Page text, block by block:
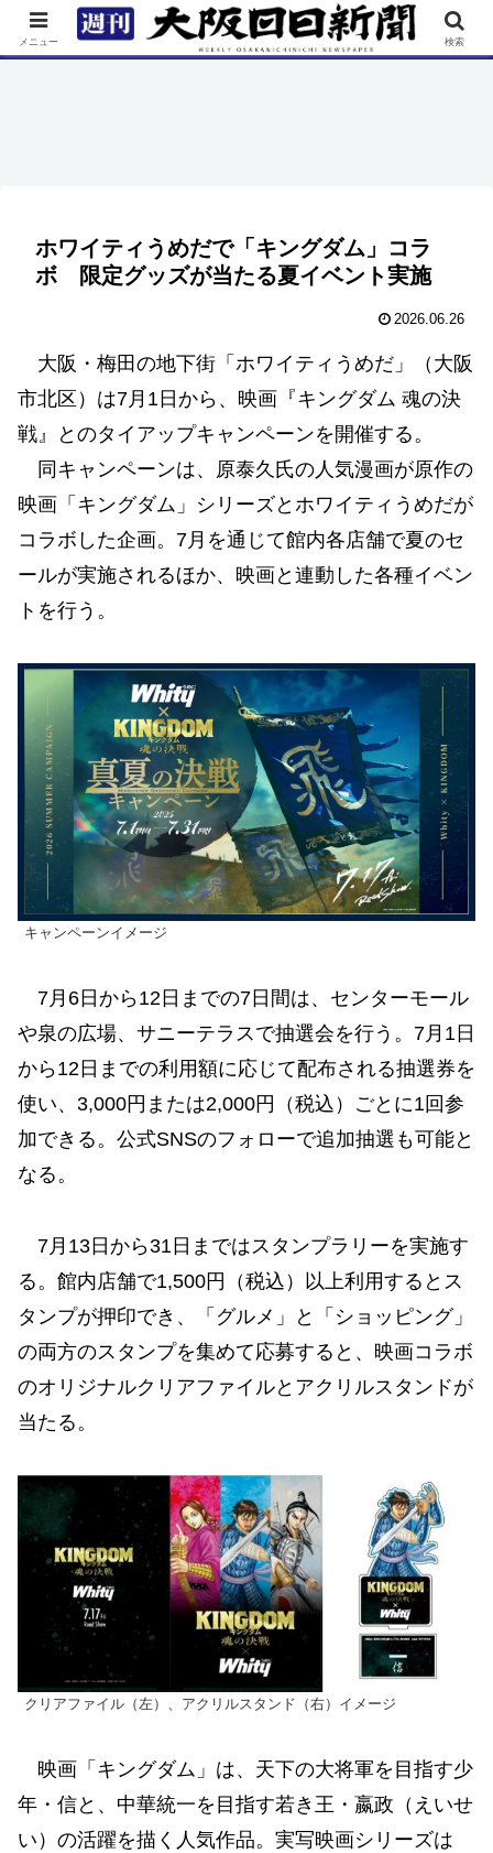
TOP 特集 ニュース 連載 街ネタ イベント
ホワイティうめだで「キングダム」コラ
ボ 限定グッズが当たる夏イベント実施
2026.06.26
大阪・梅田の地下街「ホワイティうめだ」（大阪
市北区）は7月1日から、映画『キングダム 魂の決
戦』とのタイアップキャンペーンを開催する。
同キャンペーンは、原泰久氏の人気漫画が原作の
映画「キングダム」シリーズとホワイティうめだが
コラボした企画。7月を通じて館内各店舗で夏のセ
ールが実施されるほか、映画と連動した各種イベン
トを行う。
キャンペーンイメージ
7月6日から12日までの7日間は、センターモール
や泉の広場、サニーテラスで抽選会を行う。7月1日
から12日までの利用額に応じて配布される抽選券を
使い、3,000円または2,000円（税込）ごとに1回参
加できる。公式SNSのフォローで追加抽選も可能と
なる。
7月13日から31日まではスタンプラリーを実施す
る。館内店舗で1,500円（税込）以上利用するとス
タンプが押印でき、「グルメ」と「ショッピング」
の両方のスタンプを集めて応募すると、映画コラボ
のオリジナルクリアファイルとアクリルスタンドが
当たる。
クリアファイル（左）、アクリルスタンド（右）イメージ
映画「キングダム」は、天下の大将軍を目指す少
年・信と、中華統一を目指す若き王・嬴政（えいせ
い）の活躍を描く人気作品。実写映画シリーズは
メニュー 検索